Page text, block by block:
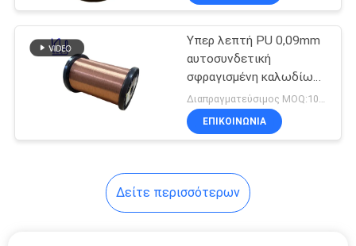
Καλώδιο σπειρών
87
Υπερ λεπτή PU 0,09mm
αυτοσυνδετική
σφραγισμένη καλωδίωση
χαλκού
ΕΠΙΚΟΙΝΩΝΙΑ
Δείτε περισσότερων